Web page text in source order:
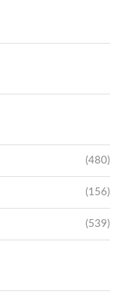
(480)
(156)
(539)